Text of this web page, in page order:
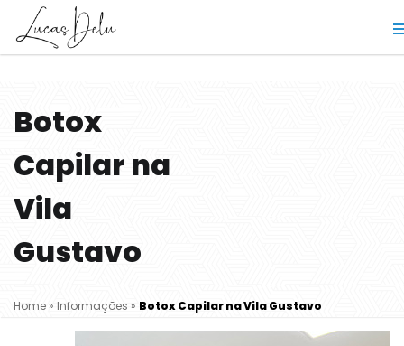
Botox
Capilar na
Vila
Gustavo
Home » Informações » Botox Capilar na Vila Gustavo